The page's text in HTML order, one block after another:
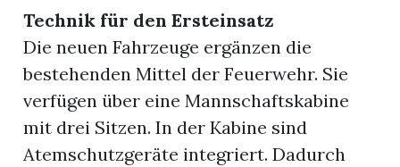
Technik für den Ersteinsatz
Die neuen Fahrzeuge ergänzen die
bestehenden Mittel der Feuerwehr. Sie
verfügen über eine Mannschaftskabine
mit drei Sitzen. In der Kabine sind
Atemschutzgeräte integriert. Dadurch